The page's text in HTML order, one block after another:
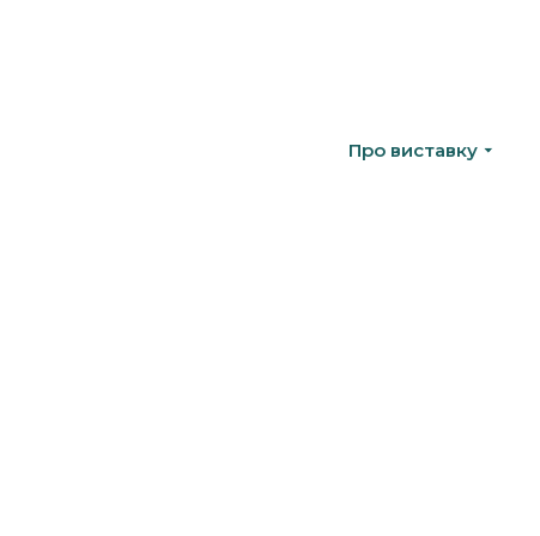
Про виставку